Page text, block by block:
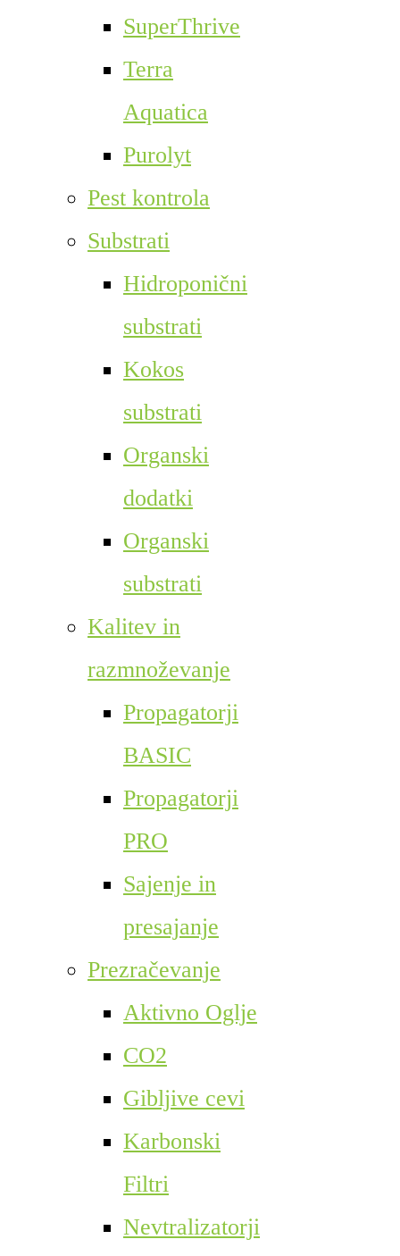
SuperThrive
Terra
Aquatica
Purolyt
Pest kontrola
Substrati
Hidroponični
substrati
Kokos
substrati
Organski
dodatki
Organski
substrati
Kalitev in
razmnoževanje
Propagatorji
BASIC
Propagatorji
PRO
Sajenje in
presajanje
Prezračevanje
Aktivno Oglje
CO2
Gibljive cevi
Karbonski
Filtri
Nevtralizatorji